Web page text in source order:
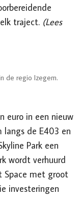
traject. (Lees
de regio Izegem.
euro in een nieuw
langs de E403 en
Park een
wordt verhuurd
Space met groot
investeringen